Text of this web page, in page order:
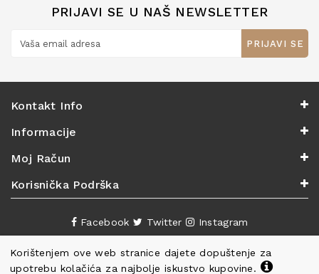
Korištenjem ove web stranice dajete dopuštenje za
upotrebu kolačića za najbolje iskustvo kupovine.
PRIJAVI SE U NAŠ NEWSLETTER
PRIJAVI SE
Kontakt Info
Informacije
Moj Račun
Korisnička Podrška
Facebook Twitter Instagram